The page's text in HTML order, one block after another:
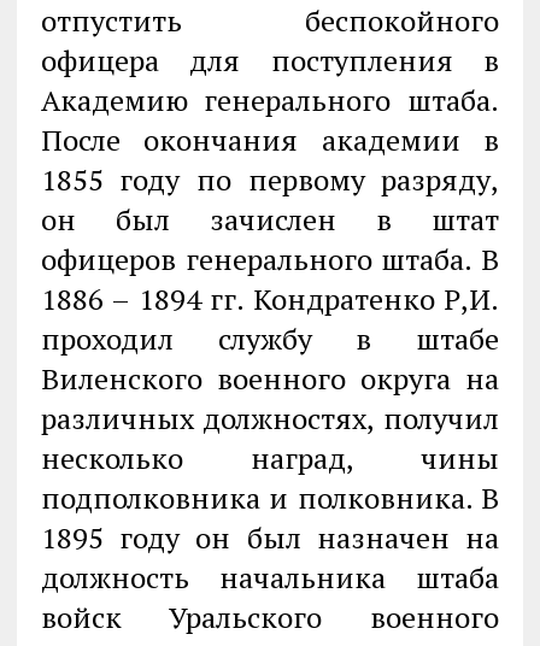
отпустить беспокойного
офицера для поступления в
Академию генерального штаба.
После окончания академии в
1855 году по первому разряду,
он был зачислен в штат
офицеров генерального штаба. В
1886 – 1894 гг. Кондратенко Р,И.
проходил службу в штабе
Виленского военного округа на
различных должностях, получил
несколько наград, чины
подполковника и полковника. В
1895 году он был назначен на
должность начальника штаба
войск Уральского военного